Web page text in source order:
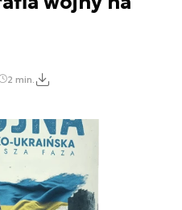
2 min.